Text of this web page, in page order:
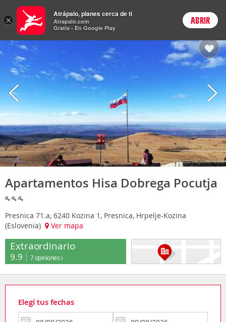
Hoteles Precios en
ARSCambiar moneda
Login
Apartamentos Hisa Dobrega Pocutja
Presnica 71.a, 6240 Kozina 1, Presnica, Hrpelje-Kozina
(Eslovenia)
Ver mapa
Extraordinario
9.9 7 opiniones
Elegí tus fechas
×
Atrápalo, planes cerca de ti
Atrapalo.com
Gratis - En Google Play
ABRIR